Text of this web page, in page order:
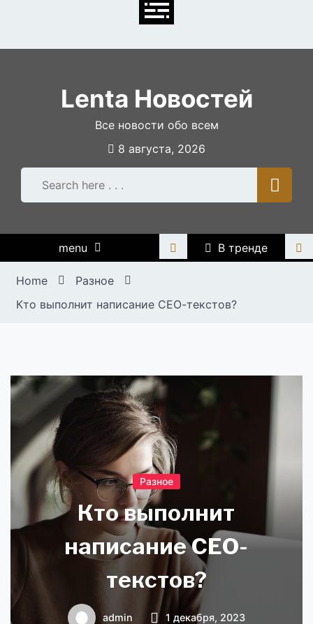
Lenta Новостей
Все новости обо всем
8 августа, 2026
menu В тренде
Home
Разное
Кто выполнит написание СЕО-текстов?
Разное
Кто выполнит
написание СЕО-
текстов?
admin 1 декабря, 2023